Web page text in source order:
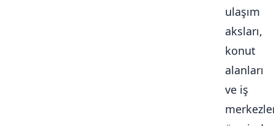
ulaşım
aksları,
konut
alanları
ve iş